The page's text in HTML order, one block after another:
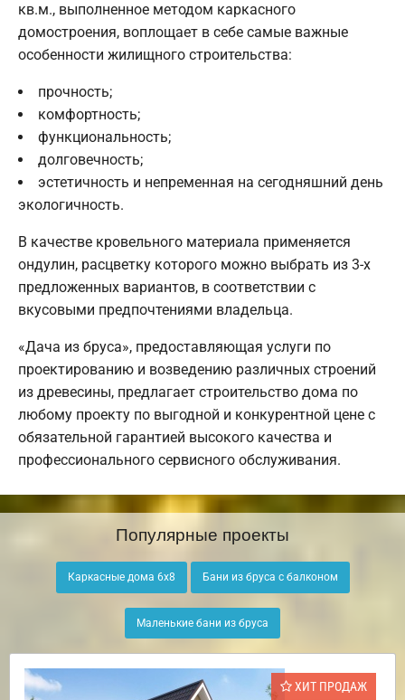
кв.м., выполненное методом каркасного
домостроения, воплощает в себе самые важные
особенности жилищного строительства:
прочность;
комфортность;
функциональность;
долговечность;
эстетичность и непременная на сегодняшний день
экологичность.
В качестве кровельного материала применяется
ондулин, расцветку которого можно выбрать из 3-х
предложенных вариантов, в соответствии с
вкусовыми предпочтениями владельца.
«Дача из бруса», предоставляющая услуги по
проектированию и возведению различных строений
из древесины, предлагает строительство дома по
любому проекту по выгодной и конкурентной цене с
обязательной гарантией высокого качества и
профессионального сервисного обслуживания.
Популярные проекты
Каркасные дома 6х8 Бани из бруса с балконом
Маленькие бани из бруса
ХИТ ПРОДАЖ